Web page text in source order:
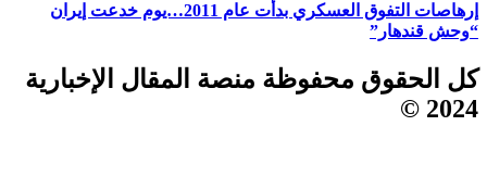
إرهاصات التفوق العسكري بدأت عام 2011…يوم خدعت إيران
“وحش قندهار”
كل الحقوق محفوظة منصة المقال الإخبارية
2024 ©